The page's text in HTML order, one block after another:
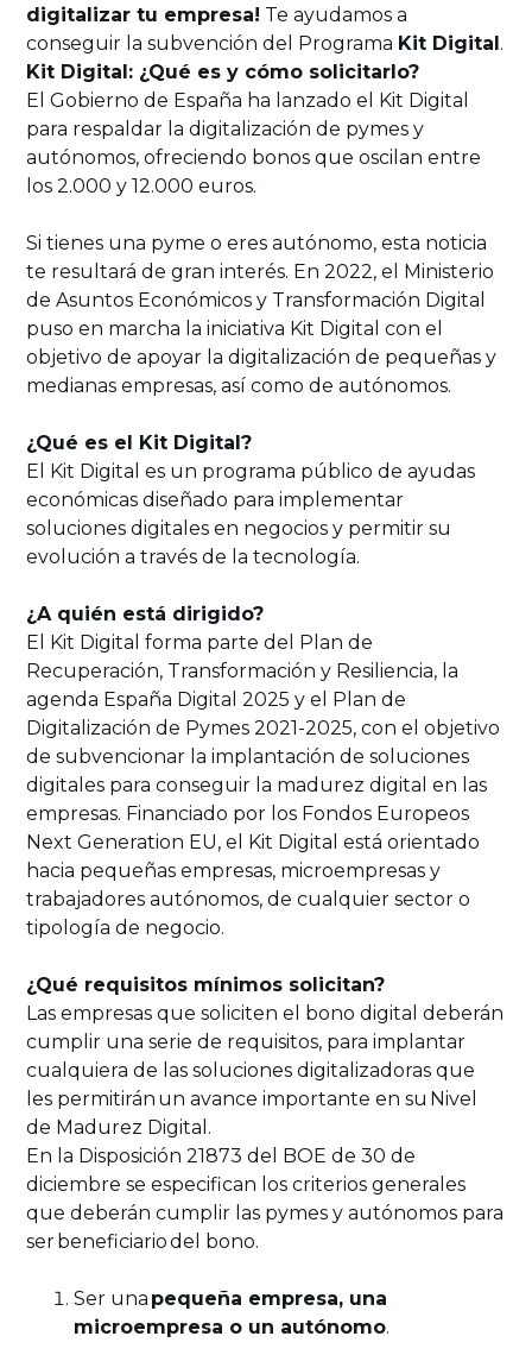
digitalizar tu empresa! Te ayudamos a
conseguir la subvención del Programa Kit Digital.
Kit Digital: ¿Qué es y cómo solicitarlo?
El Gobierno de España ha lanzado el Kit Digital
para respaldar la digitalización de pymes y
autónomos, ofreciendo bonos que oscilan entre
los 2.000 y 12.000 euros.
Si tienes una pyme o eres autónomo, esta noticia
te resultará de gran interés. En 2022, el Ministerio
de Asuntos Económicos y Transformación Digital
puso en marcha la iniciativa Kit Digital con el
objetivo de apoyar la digitalización de pequeñas y
medianas empresas, así como de autónomos.
¿Qué es el Kit Digital?
El Kit Digital es un programa público de ayudas
económicas diseñado para implementar
soluciones digitales en negocios y permitir su
evolución a través de la tecnología.
¿A quién está dirigido?
El Kit Digital forma parte del Plan de
Recuperación, Transformación y Resiliencia, la
agenda España Digital 2025 y el Plan de
Digitalización de Pymes 2021-2025, con el objetivo
de subvencionar la implantación de soluciones
digitales para conseguir la madurez digital en las
empresas. Financiado por los Fondos Europeos
Next Generation EU, el Kit Digital está orientado
hacia pequeñas empresas, microempresas y
trabajadores autónomos, de cualquier sector o
tipología de negocio.
¿Qué requisitos mínimos solicitan?
Las empresas que soliciten el bono digital deberán
cumplir una serie de requisitos, para implantar
cualquiera de las soluciones digitalizadoras que
les permitirán un avance importante en su Nivel
de Madurez Digital.
En la Disposición 21873 del BOE de 30 de
diciembre se especifican los criterios generales
que deberán cumplir las pymes y autónomos para
ser beneficiario del bono.
Ser una pequeña empresa, una
microempresa o un autónomo.